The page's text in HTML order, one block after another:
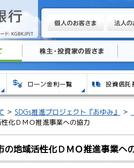
SDGs推進プロジェクト『あゆみ』
化ＤＭＯ推進事業への協力
の地域活性化ＤＭＯ推進事業へ